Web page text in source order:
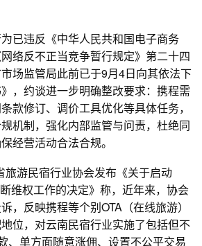
已违反《中华人民共和国电子商务
络反不正当竞争暂行规定》第二十四
场监管局此前已于9月4日向其依法下
，约谈进一步明确整改要求：携程需
款修订、调价工具优化等具体任务，
机制，强化内部监管与问责，杜绝同
经营活动合法合规。
旅游民宿行业协会发布《关于启动
维权工作的决定》称，近年来，协会
，反映携程等个别OTA（在线旅游）
位，对云南民宿行业实施了包括但不
、单方面随意涨佣、设置不公平交易